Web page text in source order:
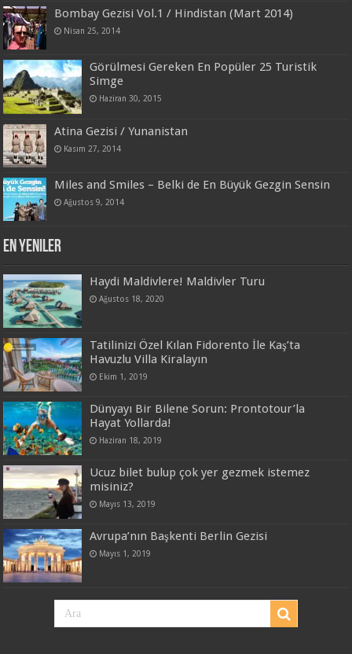
Bombay Gezisi Vol.1 / Hindistan (Mart 2014)
Nisan 25, 2014
Görülmesi Gereken En Popüler 25 Turistik
Simge
Haziran 30, 2015
Atina Gezisi / Yunanistan
Kasım 27, 2014
Miles and Smiles – Belki de En Büyük Gezgin Sensin
Ağustos 9, 2014
En Yeniler
Haydi Maldivlere! Maldivler Turu
Ağustos 18, 2020
Tatilinizi Özel Kılan Fidorento İle Kaş’ta
Havuzlu Villa Kiralayın
Ekim 1, 2019
Dünyayı Bir Bilene Sorun: Prontotour’la
Hayat Yollarda!
Haziran 18, 2019
Ucuz bilet bulup çok yer gezmek istemez
misiniz?
Mayıs 13, 2019
Avrupa’nın Başkenti Berlin Gezisi
Mayıs 1, 2019